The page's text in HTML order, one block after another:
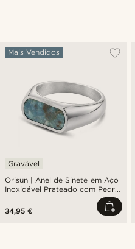
Orisun | Anel de Sinete em Aço
Inoxidável Prateado com Pedra
Mais Vendidos
Gravável
34,95 €